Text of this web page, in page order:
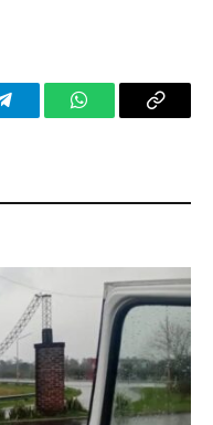
TelegramWhatsAppCopy